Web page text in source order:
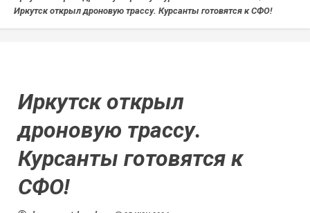
Иркутск открыл дроновую трассу. Курсанты готовятся к СФО!
Иркутск открыл
дроновую трассу.
Курсанты готовятся к
СФО!